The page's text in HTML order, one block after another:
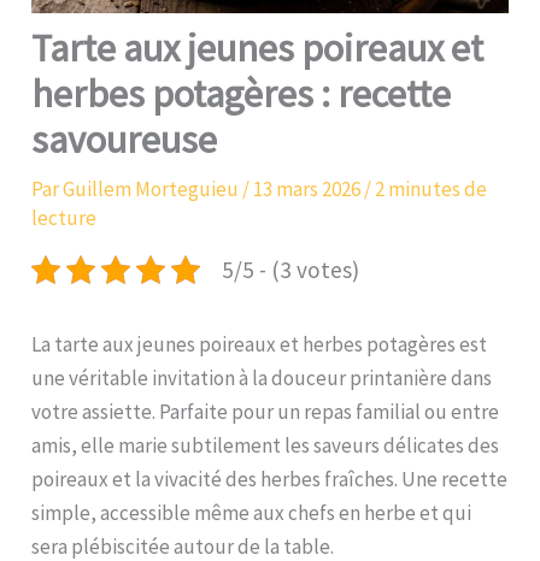
Tarte aux jeunes poireaux et
herbes potagères : recette
savoureuse
ParGuillem Morteguieu /13 mars 2026/2 minutes de
lecture
5/5 - (3 votes)
La tarte aux jeunes poireaux et herbes potagères est
une véritable invitation à la douceur printanière dans
votre assiette. Parfaite pour un repas familial ou entre
amis, elle marie subtilement les saveurs délicates des
poireaux et la vivacité des herbes fraîches. Une recette
simple, accessible même aux chefs en herbe et qui
sera plébiscitée autour de la table.